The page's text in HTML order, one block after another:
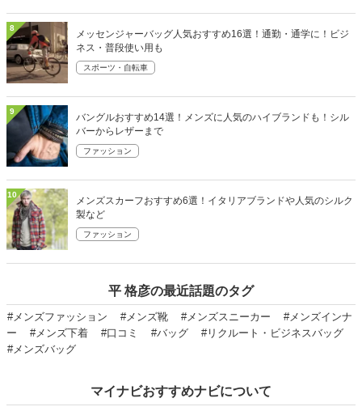
8
メッセンジャーバッグ人気おすすめ16選！通勤・通学に！ビジ
ネス・普段使い用も
スポーツ・自転車
9
バングルおすすめ14選！メンズに人気のハイブランドも！シル
バーからレザーまで
ファッション
10
メンズスカーフおすすめ6選！イタリアブランドや人気のシルク
製など
ファッション
平 格彦の最近話題のタグ
#メンズファッション #メンズ靴 #メンズスニーカー
#メンズインナ
ー
#メンズ下着 #口コミ #バッグ
#リクルート・ビジネスバッグ
#メンズバッグ
マイナビおすすめナビについて